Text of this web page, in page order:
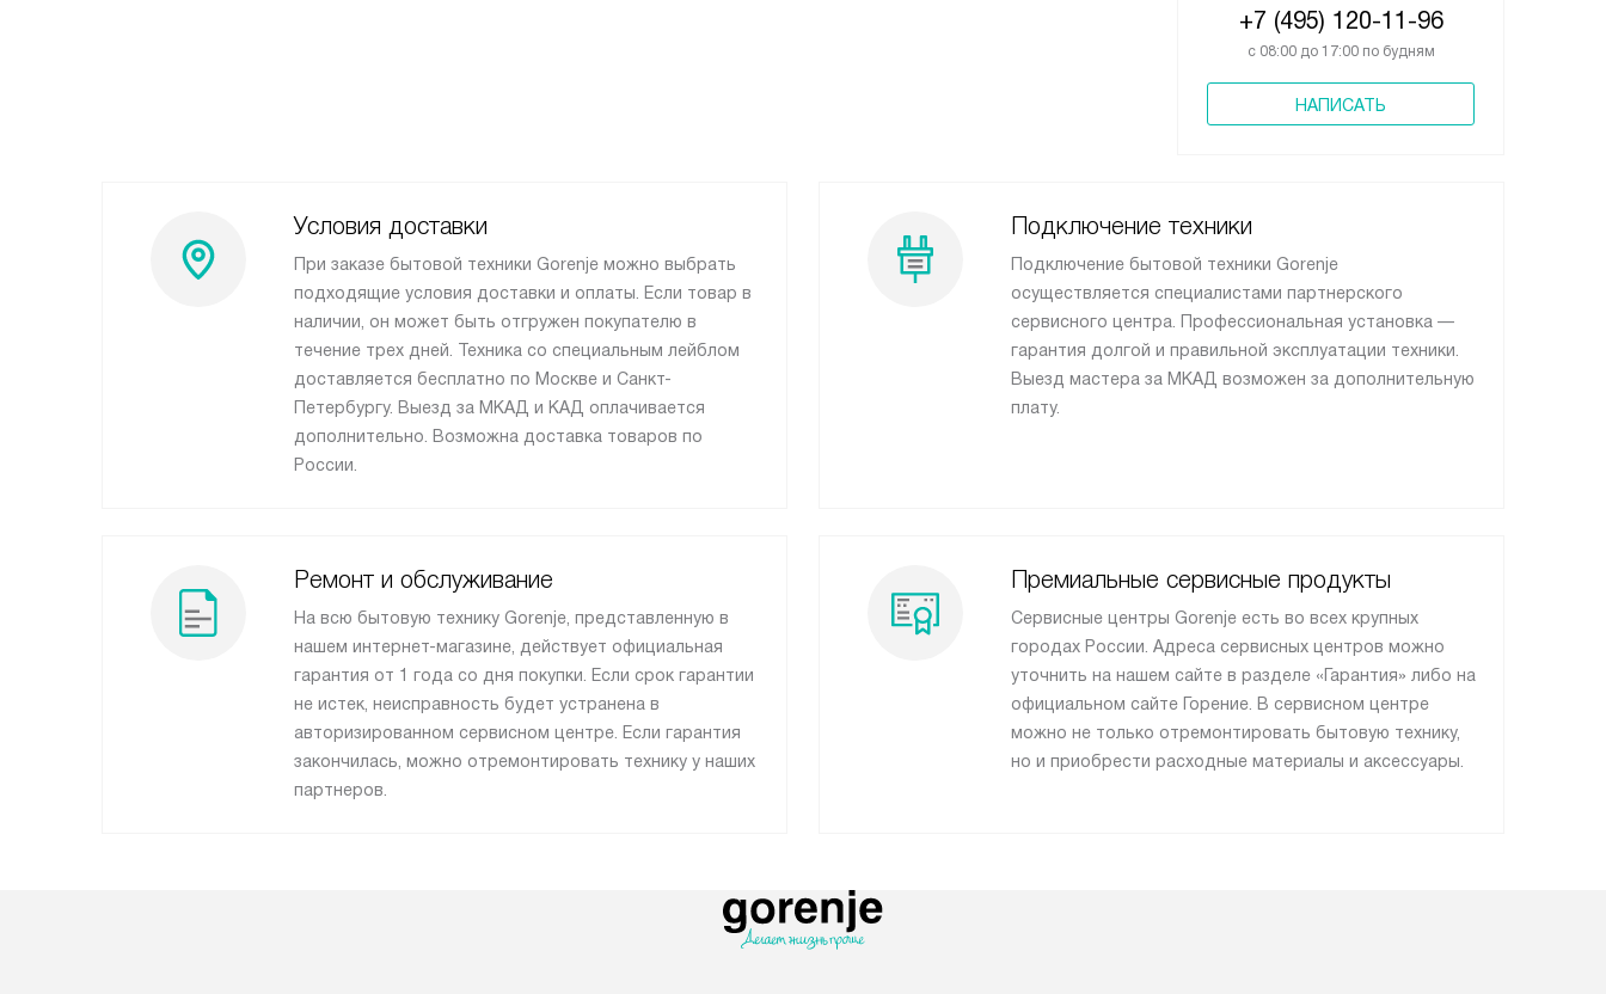
+7 (495) 120-11-96
с 08:00 до 17:00 по будням
НАПИСАТЬ
Условия доставки
При заказе бытовой техники Gorenje можно выбрать
подходящие условия доставки и оплаты. Если товар в
наличии, он может быть отгружен покупателю в
течение трех дней. Техника со специальным лейблом
доставляется бесплатно по Москве и Санкт-
Петербургу. Выезд за МКАД и КАД оплачивается
дополнительно. Возможна доставка товаров по
России.
Подключение техники
Подключение бытовой техники Gorenje
осуществляется специалистами партнерского
сервисного центра. Профессиональная установка —
гарантия долгой и правильной эксплуатации техники.
Выезд мастера за МКАД возможен за дополнительную
плату.
Ремонт и обслуживание
На всю бытовую технику Gorenje, представленную в
нашем интернет-магазине, действует официальная
гарантия от 1 года со дня покупки. Если срок гарантии
не истек, неисправность будет устранена в
авторизированном сервисном центре. Если гарантия
закончилась, можно отремонтировать технику у наших
партнеров.
Премиальные сервисные продукты
Сервисные центры Gorenje есть во всех крупных
городах России. Адреса сервисных центров можно
уточнить на нашем сайте в разделе «Гарантия» либо на
официальном сайте Горение. В сервисном центре
можно не только отремонтировать бытовую технику,
но и приобрести расходные материалы и аксессуары.